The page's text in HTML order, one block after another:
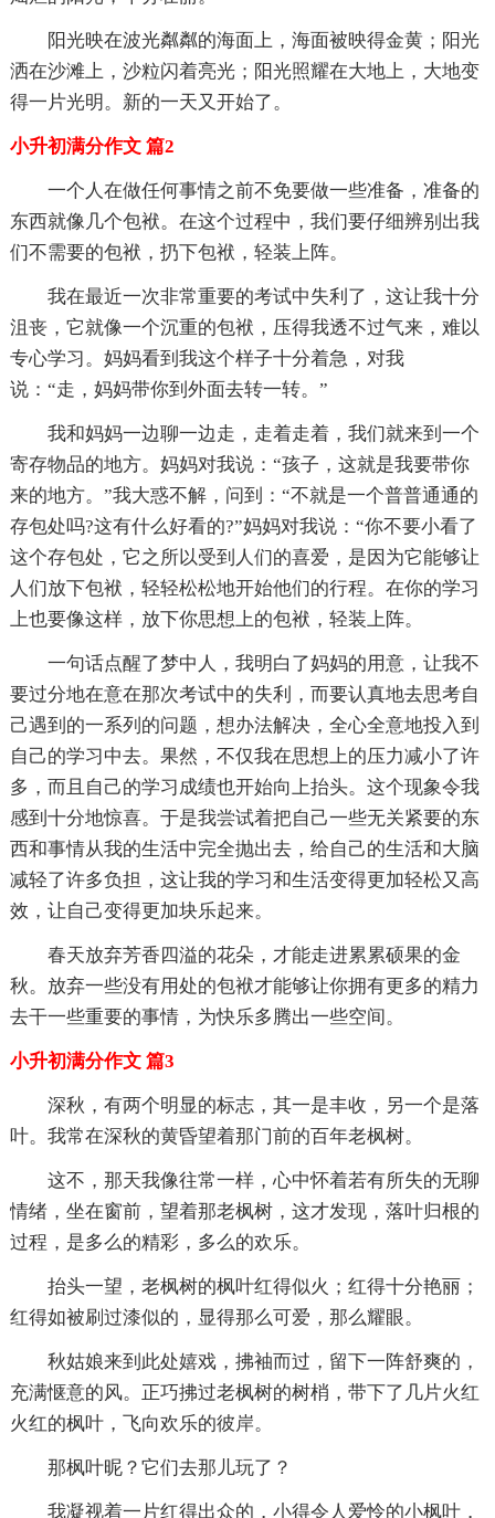
阳光映在波光粼粼的海面上，海面被映得金黄；阳光
洒在沙滩上，沙粒闪着亮光；阳光照耀在大地上，大地变
得一片光明。新的一天又开始了。
小升初满分作文 篇2
一个人在做任何事情之前不免要做一些准备，准备的
东西就像几个包袱。在这个过程中，我们要仔细辨别出我
们不需要的包袱，扔下包袱，轻装上阵。
我在最近一次非常重要的考试中失利了，这让我十分
沮丧，它就像一个沉重的包袱，压得我透不过气来，难以
专心学习。妈妈看到我这个样子十分着急，对我
说：“走，妈妈带你到外面去转一转。”
我和妈妈一边聊一边走，走着走着，我们就来到一个
寄存物品的地方。妈妈对我说：“孩子，这就是我要带你
来的地方。”我大惑不解，问到：“不就是一个普普通通的
存包处吗?这有什么好看的?”妈妈对我说：“你不要小看了
这个存包处，它之所以受到人们的喜爱，是因为它能够让
人们放下包袱，轻轻松松地开始他们的行程。在你的学习
上也要像这样，放下你思想上的包袱，轻装上阵。
一句话点醒了梦中人，我明白了妈妈的用意，让我不
要过分地在意在那次考试中的失利，而要认真地去思考自
己遇到的一系列的问题，想办法解决，全心全意地投入到
自己的学习中去。果然，不仅我在思想上的压力减小了许
多，而且自己的学习成绩也开始向上抬头。这个现象令我
感到十分地惊喜。于是我尝试着把自己一些无关紧要的东
西和事情从我的生活中完全抛出去，给自己的生活和大脑
减轻了许多负担，这让我的学习和生活变得更加轻松又高
效，让自己变得更加块乐起来。
春天放弃芳香四溢的花朵，才能走进累累硕果的金
秋。放弃一些没有用处的包袱才能够让你拥有更多的精力
去干一些重要的事情，为快乐多腾出一些空间。
小升初满分作文 篇3
深秋，有两个明显的标志，其一是丰收，另一个是落
叶。我常在深秋的黄昏望着那门前的百年老枫树。
这不，那天我像往常一样，心中怀着若有所失的无聊
情绪，坐在窗前，望着那老枫树，这才发现，落叶归根的
过程，是多么的精彩，多么的欢乐。
抬头一望，老枫树的枫叶红得似火；红得十分艳丽；
红得如被刷过漆似的，显得那么可爱，那么耀眼。
秋姑娘来到此处嬉戏，拂袖而过，留下一阵舒爽的，
充满惬意的风。正巧拂过老枫树的树梢，带下了几片火红
火红的枫叶，飞向欢乐的彼岸。
那枫叶昵？它们去那儿玩了？
我凝视着一片红得出众的，小得令人爱怜的小枫叶，